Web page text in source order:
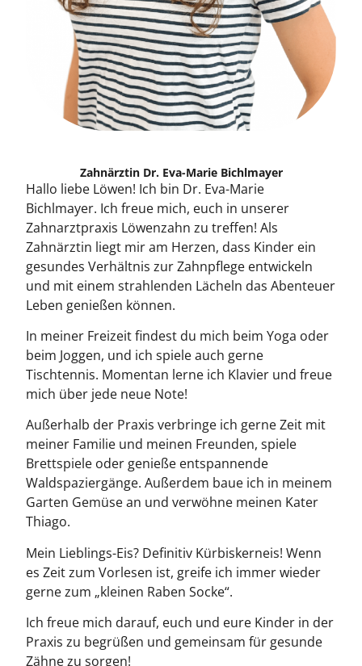
Zahnärztin Dr. Eva-Marie Bichlmayer
Hallo liebe Löwen! Ich bin Dr. Eva-Marie
Bichlmayer. Ich freue mich, euch in unserer
Zahnarztpraxis Löwenzahn zu treffen! Als
Zahnärztin liegt mir am Herzen, dass Kinder ein
gesundes Verhältnis zur Zahnpflege entwickeln
und mit einem strahlenden Lächeln das Abenteuer
Leben genießen können.
In meiner Freizeit findest du mich beim Yoga oder
beim Joggen, und ich spiele auch gerne
Tischtennis. Momentan lerne ich Klavier und freue
mich über jede neue Note!
Außerhalb der Praxis verbringe ich gerne Zeit mit
meiner Familie und meinen Freunden, spiele
Brettspiele oder genieße entspannende
Waldspaziergänge. Außerdem baue ich in meinem
Garten Gemüse an und verwöhne meinen Kater
Thiago.
Mein Lieblings-Eis? Definitiv Kürbiskerneis! Wenn
es Zeit zum Vorlesen ist, greife ich immer wieder
gerne zum „kleinen Raben Socke“.
Ich freue mich darauf, euch und eure Kinder in der
Praxis zu begrüßen und gemeinsam für gesunde
Zähne zu sorgen!